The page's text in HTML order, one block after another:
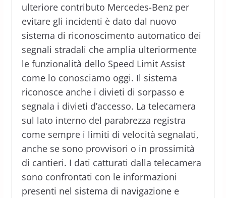
ulteriore contributo Mercedes-Benz per
evitare gli incidenti è dato dal nuovo
sistema di riconoscimento automatico dei
segnali stradali che amplia ulteriormente
le funzionalità dello Speed Limit Assist
come lo conosciamo oggi. Il sistema
riconosce anche i divieti di sorpasso e
segnala i divieti d’accesso. La telecamera
sul lato interno del parabrezza registra
come sempre i limiti di velocità segnalati,
anche se sono provvisori o in prossimità
di cantieri. I dati catturati dalla telecamera
sono confrontati con le informazioni
presenti nel sistema di navigazione e